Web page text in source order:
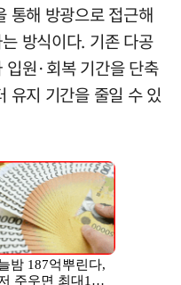
통해 방광으로 접근해
방식이다. 기존 다공
입원·회복 기간을 단축
유지 기간을 줄일 수 있